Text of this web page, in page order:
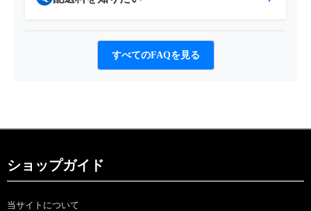
すべてのFAQを見る
ショップガイド
当サイトについて